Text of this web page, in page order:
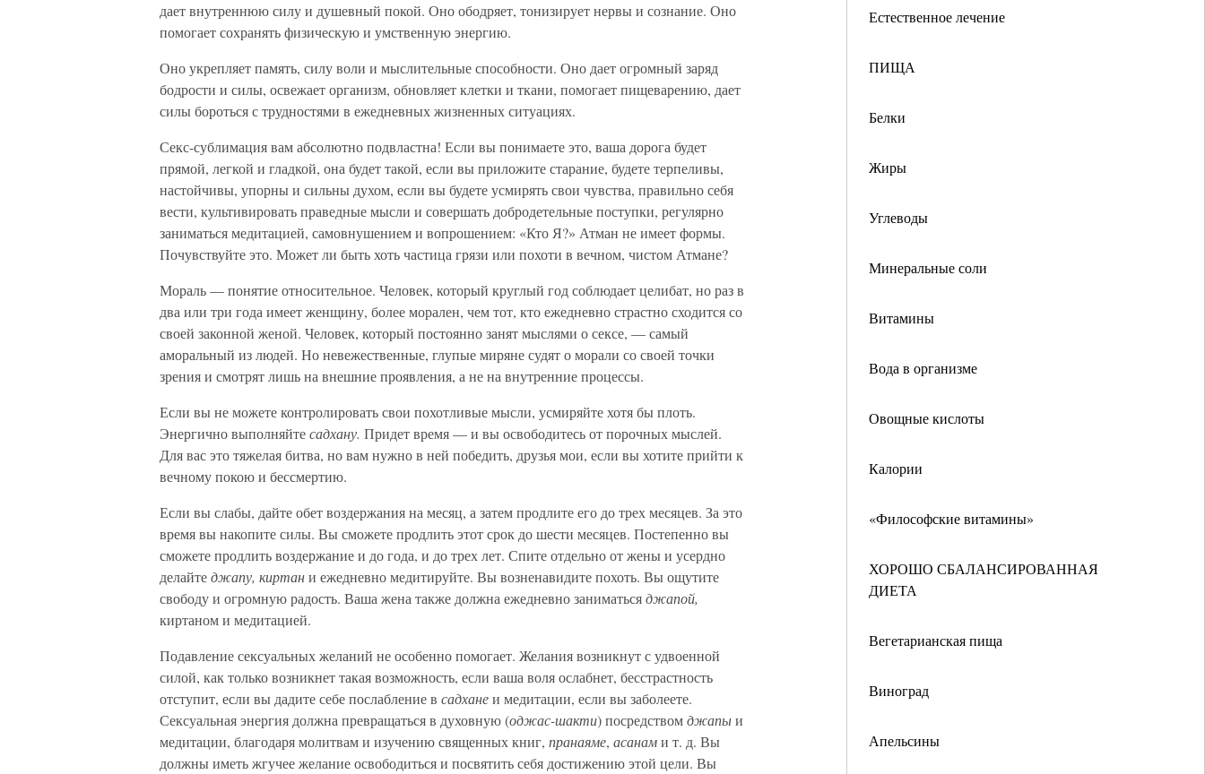
Естественное лечение
ПИЩА
Белки
Жиры
Углеводы
Минеральные соли
Витамины
Вода в организме
Овощные кислоты
Калории
«Философские витамины»
ХОРОШО СБАЛАНСИРОВАННАЯ
ДИЕТА
Вегетарианская пища
Виноград
Апельсины
дает внутреннюю силу и душевный покой. Оно ободряет, тонизирует нервы и сознание. Оно
помогает сохранять физическую и умственную энергию.
Оно укрепляет память, силу воли и мыслительные способности. Оно дает огромный заряд
бодрости и силы, освежает организм, обновляет клетки и ткани, помогает пищеварению, дает
силы бороться с трудностями в ежедневных жизненных ситуациях.
Секс-сублимация вам абсолютно подвластна! Если вы понимаете это, ваша дорога будет
прямой, легкой и гладкой, она будет такой, если вы приложите старание, будете терпеливы,
настойчивы, упорны и сильны духом, если вы будете усмирять свои чувства, правильно себя
вести, культивировать праведные мысли и совершать добродетельные поступки, регулярно
заниматься медитацией, самовнушением и вопрошением: «Кто Я?» Атман не имеет формы.
Почувствуйте это. Может ли быть хоть частица грязи или похоти в вечном, чистом Атмане?
Мораль — понятие относительное. Человек, который круглый год соблюдает целибат, но раз в
два или три года имеет женщину, более морален, чем тот, кто ежедневно страстно сходится со
своей законной женой. Человек, который постоянно занят мыслями о сексе, — самый
аморальный из людей. Но невежественные, глупые миряне судят о морали со своей точки
зрения и смотрят лишь на внешние проявления, а не на внутренние процессы.
Если вы не можете контролировать свои похотливые мысли, усмиряйте хотя бы плоть.
Энергично выполняйтесадхану. Придет время — и вы освободитесь от порочных мыслей.
Для вас это тяжелая битва, но вам нужно в ней победить, друзья мои, если вы хотите прийти к
вечному покою и бессмертию.
Если вы слабы, дайте обет воздержания на месяц, а затем продлите его до трех месяцев. За это
время вы накопите силы. Вы сможете продлить этот срок до шести месяцев. Постепенно вы
сможете продлить воздержание и до года, и до трех лет. Спите отдельно от жены и усердно
делайтеджапу, киртани ежедневно медитируйте. Вы возненавидите похоть. Вы ощутите
свободу и огромную радость. Ваша жена также должна ежедневно заниматьсяджапой,
киртаном и медитацией.
Подавление сексуальных желаний не особенно помогает. Желания возникнут с удвоенной
силой, как только возникнет такая возможность, если ваша воля ослабнет, бесстрастность
отступит, если вы дадите себе послабление в садханеи медитации, если вы заболеете.
Сексуальная энергия должна превращаться в духовную (оджас-шакти) посредствомджапыи
медитации, благодаря молитвам и изучению священных книг, пранаяме, асанами т. д. Вы
должны иметь жгучее желание освободиться и посвятить себя достижению этой цели. Вы